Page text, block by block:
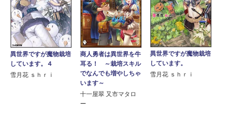
異世界ですが魔物栽培
しています。４
雪月花 ｓｈｒｉ
商人勇者は異世界を牛
耳る！ ～栽培スキル
でなんでも増やしちゃ
います～
十一屋翠 又市マタロ
ー
異世界ですが魔物栽培
しています。
雪月花 ｓｈｒｉ